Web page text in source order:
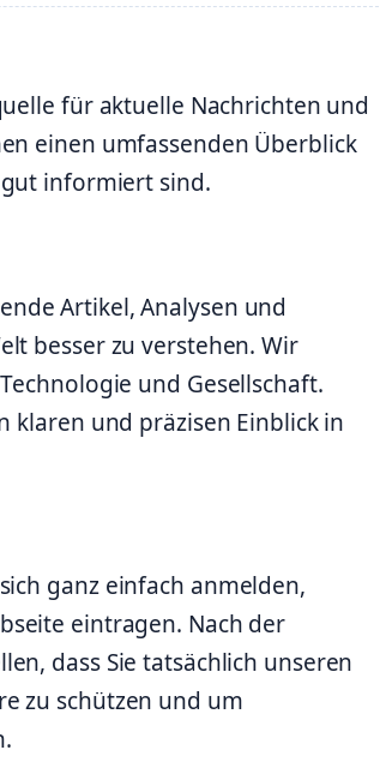
für aktuelle Nachrichten und
einen umfassenden Überblick
gut informiert sind.
Artikel, Analysen und
besser zu verstehen. Wir
und Gesellschaft.
und präzisen Einblick in
ganz einfach anmelden,
eintragen. Nach der
dass Sie tatsächlich unseren
zu schützen und um